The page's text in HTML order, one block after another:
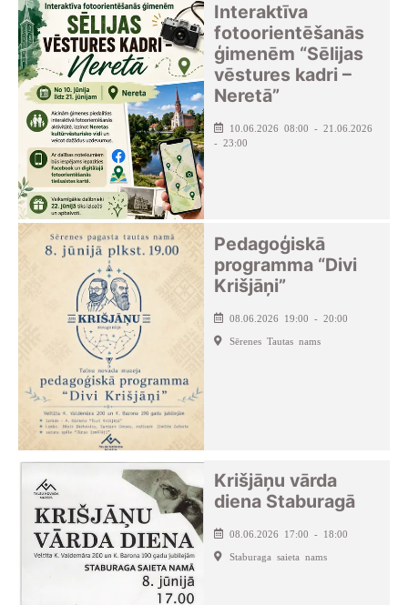
Interaktīva
fotoorientēšanās
ģimenēm “Sēlijas
vēstures kadri –
Neretā”
10.06.2026 08:00 - 21.06.2026
- 23:00
Pedagoģiskā
programma “Divi
Krišjāņi”
08.06.2026 19:00 - 20:00
Sērenes Tautas nams
Krišjāņu vārda
diena Staburagā
08.06.2026 17:00 - 18:00
Staburaga saieta nams